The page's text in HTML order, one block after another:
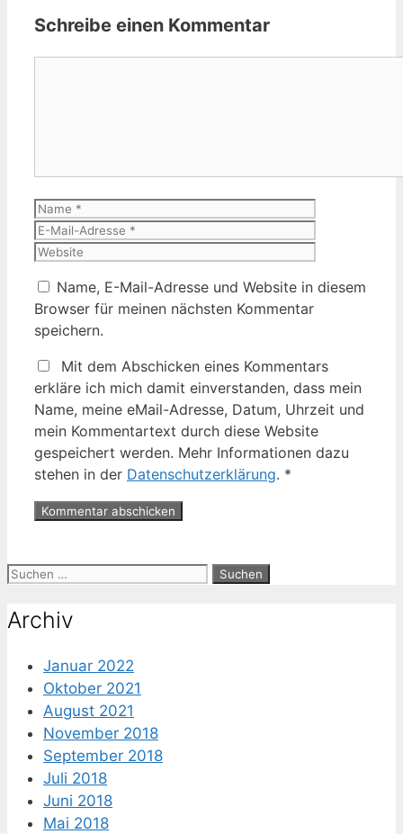
Schreibe einen Kommentar
Name
Name, E-Mail-Adresse und Website in diesem
Browser für meinen nächsten Kommentar
speichern.
Mit dem Abschicken eines Kommentars
erkläre ich mich damit einverstanden, dass mein
Name, meine eMail-Adresse, Datum, Uhrzeit und
mein Kommentartext durch diese Website
gespeichert werden. Mehr Informationen dazu
stehen in der Datenschutzerklärung. *
Suche
Archiv
Januar 2022
Oktober 2021
August 2021
November 2018
September 2018
Juli 2018
Juni 2018
Mai 2018